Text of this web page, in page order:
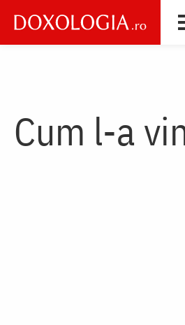
main
Cum l-a